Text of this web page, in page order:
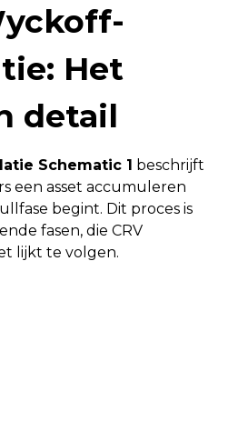
Het
detail
Schematic 1 beschrijft
een asset accumuleren
begint. Dit proces is
fasen, die CRV
lijkt te volgen.